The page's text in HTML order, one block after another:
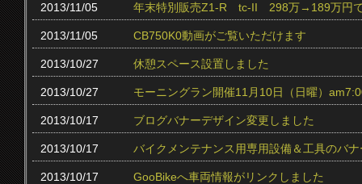
2013/11/05 年末特別販売Z1-R tc‐II 298万→189万円
2013/11/05 CB750K0動画がご覧いただけます
2013/10/27 休憩スペース設置しました
2013/10/27 モーニングラン開催11月10日（日曜）
2013/10/17 ブログバナーデザイン変更しました
2013/10/17 バイクメンテナンス用専用設備＆工具のバ
2013/10/17 GooBikeへ車両情報がリンクしました